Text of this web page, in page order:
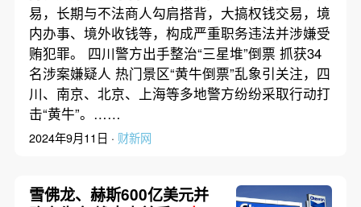
易，长期与不法商人勾肩搭背，大搞权钱交易，境
内办事、境外收钱等，构成严重职务违法并涉嫌受
贿犯罪。 四川警方出手整治“三星堆”倒票 抓获34
名涉案嫌疑人 热门景区“黄牛倒票”乱象引关注，四
川、南京、北京、上海等多地警方纷纷采取行动打
击“黄牛”。……
2024年9月11日 · 财新网
雪佛龙、赫斯600亿美元并